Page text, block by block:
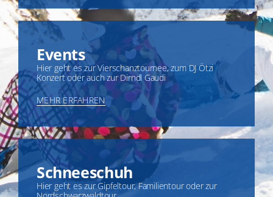
Events
Hier geht es zur Vierschanztournee, zum DJ Ötzi
Konzert oder auch zur Dirndl Gaudi
MEHR ERFAHREN
Schneeschuh
Hier geht es zur Gipfeltour, Familientour oder zur